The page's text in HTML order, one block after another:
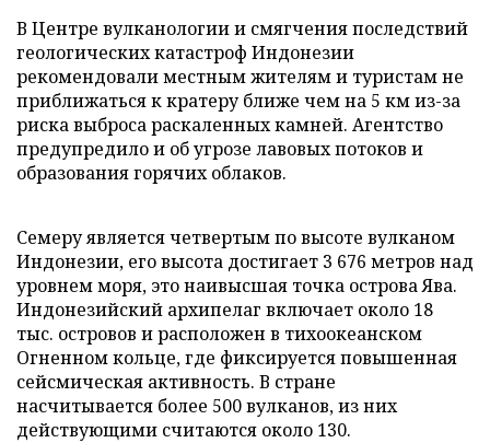
В Центре вулканологии и смягчения последствий
геологических катастроф Индонезии
рекомендовали местным жителям и туристам не
приближаться к кратеру ближе чем на 5 км из-за
риска выброса раскаленных камней. Агентство
предупредило и об угрозе лавовых потоков и
образования горячих облаков.
Семеру является четвертым по высоте вулканом
Индонезии, его высота достигает 3 676 метров над
уровнем моря, это наивысшая точка острова Ява.
Индонезийский архипелаг включает около 18
тыс. островов и расположен в тихоокеанском
Огненном кольце, где фиксируется повышенная
сейсмическая активность. В стране
насчитывается более 500 вулканов, из них
действующими считаются около 130.